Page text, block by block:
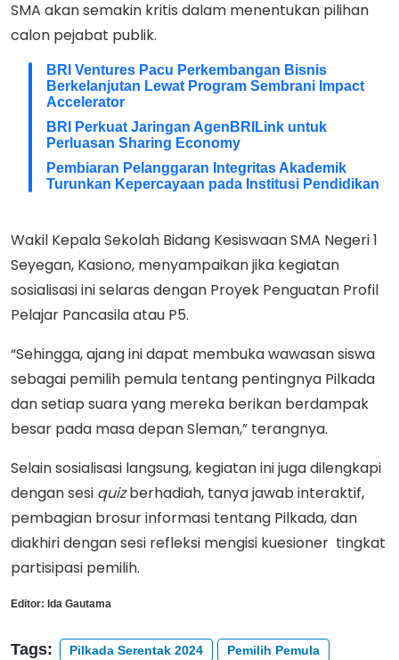
SMA akan semakin kritis dalam menentukan pilihan
calon pejabat publik.
BRI Ventures Pacu Perkembangan Bisnis
Berkelanjutan Lewat Program Sembrani Impact
Accelerator
BRI Perkuat Jaringan AgenBRILink untuk
Perluasan Sharing Economy
Pembiaran Pelanggaran Integritas Akademik
Turunkan Kepercayaan pada Institusi Pendidikan
Wakil Kepala Sekolah Bidang Kesiswaan SMA Negeri 1
Seyegan, Kasiono, menyampaikan jika kegiatan
sosialisasi ini selaras dengan Proyek Penguatan Profil
Pelajar Pancasila atau P5.
“Sehingga, ajang ini dapat membuka wawasan siswa
sebagai pemilih pemula tentang pentingnya Pilkada
dan setiap suara yang mereka berikan berdampak
besar pada masa depan Sleman,” terangnya.
Selain sosialisasi langsung, kegiatan ini juga dilengkapi
dengan sesi quizberhadiah, tanya jawab interaktif,
pembagian brosur informasi tentang Pilkada, dan
diakhiri dengan sesi refleksi mengisi kuesioner tingkat
partisipasi pemilih.
Editor: Ida Gautama
Tags: Pilkada Serentak 2024
Pemilih Pemula